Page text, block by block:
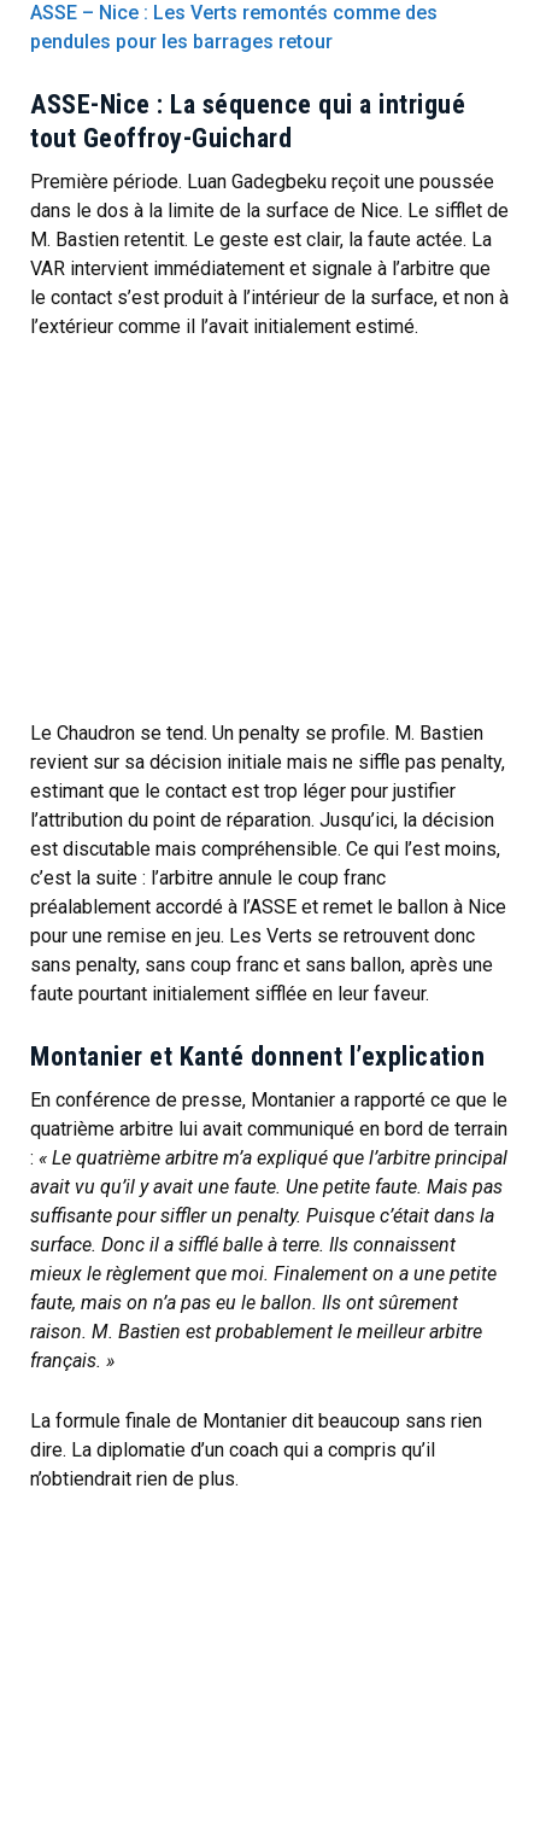
ASSE – Nice : Les Verts remontés comme des
pendules pour les barrages retour
ASSE-Nice : La séquence qui a intrigué
tout Geoffroy-Guichard
Première période. Luan Gadegbeku reçoit une poussée
dans le dos à la limite de la surface de Nice. Le sifflet de
M. Bastien retentit. Le geste est clair, la faute actée. La
VAR intervient immédiatement et signale à l’arbitre que
le contact s’est produit à l’intérieur de la surface, et non à
l’extérieur comme il l’avait initialement estimé.
Le Chaudron se tend. Un penalty se profile. M. Bastien
revient sur sa décision initiale mais ne siffle pas penalty,
estimant que le contact est trop léger pour justifier
l’attribution du point de réparation. Jusqu’ici, la décision
est discutable mais compréhensible. Ce qui l’est moins,
c’est la suite : l’arbitre annule le coup franc
préalablement accordé à l’ASSE et remet le ballon à Nice
pour une remise en jeu. Les Verts se retrouvent donc
sans penalty, sans coup franc et sans ballon, après une
faute pourtant initialement sifflée en leur faveur.
Montanier et Kanté donnent l’explication
En conférence de presse, Montanier a rapporté ce que le
quatrième arbitre lui avait communiqué en bord de terrain
: « Le quatrième arbitre m’a expliqué que l’arbitre principal
avait vu qu’il y avait une faute. Une petite faute. Mais pas
suffisante pour siffler un penalty. Puisque c’était dans la
surface. Donc il a sifflé balle à terre. Ils connaissent
mieux le règlement que moi. Finalement on a une petite
faute, mais on n’a pas eu le ballon. Ils ont sûrement
raison. M. Bastien est probablement le meilleur arbitre
français. »
La formule finale de Montanier dit beaucoup sans rien
dire. La diplomatie d’un coach qui a compris qu’il
n’obtiendrait rien de plus.